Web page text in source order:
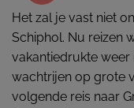
Het zal je vast niet
Schiphol. Nu reizen
vakantiedrukte weer
wachtrijen op grote
volgende reis naar